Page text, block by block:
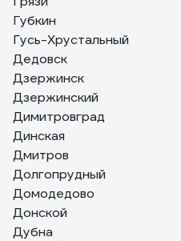
Губкин
Гусь-Хрустальный
Дедовск
Дзержинск
Дзержинский
Димитровград
Динская
Дмитров
Долгопрудный
Домодедово
Донской
Дубна